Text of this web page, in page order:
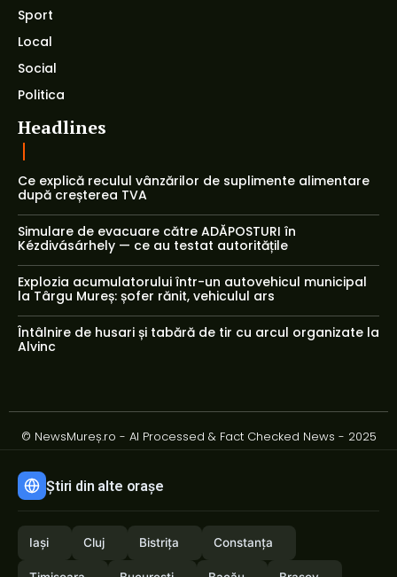
Sport
Local
Social
Politica
Headlines
Ce explică reculul vânzărilor de suplimente alimentare
după creșterea TVA
Simulare de evacuare către ADĂPOSTURI în
Kézdivásárhely — ce au testat autoritățile
Explozia acumulatorului într-un autovehicul municipal
la Târgu Mureș: șofer rănit, vehiculul ars
Întâlnire de husari și tabără de tir cu arcul organizate la
Alvinc
© NewsMureș.ro - AI Processed & Fact Checked News - 2025
Știri din alte orașe
Iași Cluj Bistrița Constanța